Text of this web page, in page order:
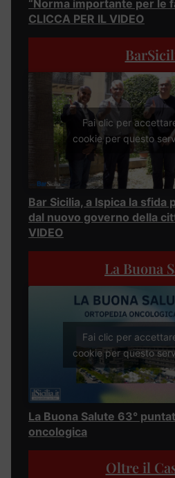
“Norma importante per le
CLICCA PER IL VIDEO
Fai clic per
cookie per questo
Bar Sicilia, a Ispica la sfida
dal nuovo governo della
VIDEO
La Buona
Fai clic per
cookie per questo
La Buona Salute 63°
oncologica
Oltre il